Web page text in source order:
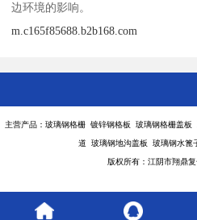
边环境的影响。
m.c165f85688.b2b168.com
主营产品：玻璃钢格栅 镀锌钢格板 玻璃钢格栅盖
道 玻璃钢地沟盖板 玻璃钢水篦
版权所有：江阴市翔鼎